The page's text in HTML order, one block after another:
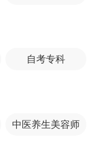
自考专科
中医养生美容师